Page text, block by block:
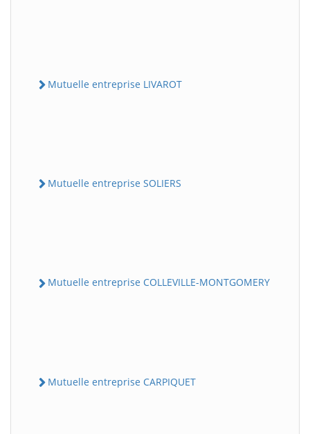
Mutuelle entreprise LIVAROT
Mutuelle entreprise SOLIERS
Mutuelle entreprise COLLEVILLE-MONTGOMERY
Mutuelle entreprise CARPIQUET